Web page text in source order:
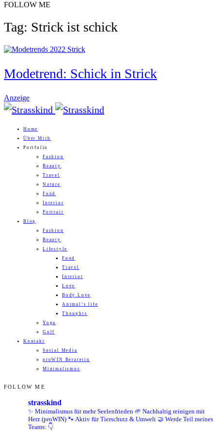
FOLLOW ME
Tag: Strick ist schick
Modetrend: Schick in Strick
Anzeige
Home
Über Mich
Portfolio
Fashion
Beauty
Travel
Nature
Food
Interior
Portrait
Blog
Fashion
Beauty
Lifestyle
Food
Travel
Interior
Love
Body Love
Animal’s life
Thoughts
Yoga
Golf
Kontakt
Social Media
proWIN Beraterin
Minimalismus
FOLLOW ME
strasskind
✨ Minimalismus für mehr Seelenfrieden 🌱 Nachhaltig reinigen mit
Herz (proWIN) 🐾 Aktiv für Tierschutz & Umwelt 🤝 Werde Teil meines
Teams: 👇